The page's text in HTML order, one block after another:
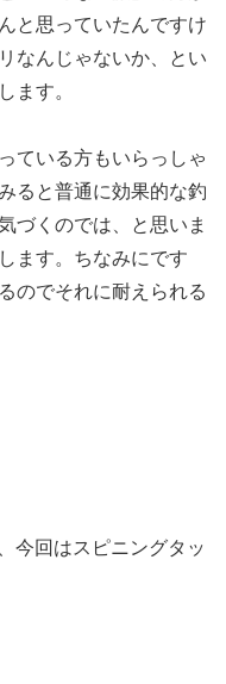
と思っていたんですけ
なんじゃないか、とい
ます。
ている方もいらっしゃ
ると普通に効果的な釣
づくのでは、と思いま
ます。ちなみにです
のでそれに耐えられる
今回はスピニングタッ